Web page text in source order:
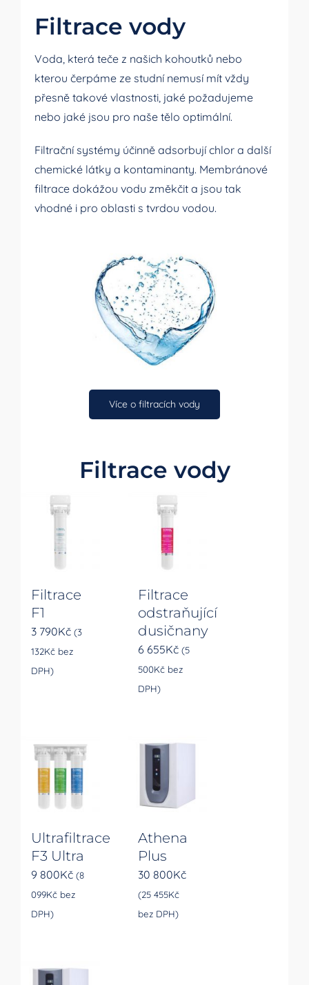
Filtrace vody
Voda, která teče z našich kohoutků nebo
kterou čerpáme ze studní nemusí mít vždy
přesně takové vlastnosti, jaké požadujeme
nebo jaké jsou pro naše tělo optimální.
Filtrační systémy účinně adsorbují chlor a další
chemické látky a kontaminanty. Membránové
filtrace dokážou vodu změkčit a jsou tak
vhodné i pro oblasti s tvrdou vodou.
Více o filtracích vody
Filtrace vody
Filtrace
F1
3 790Kč (3
132Kčbez
DPH)
Filtrace
odstraňující
dusičnany
6 655Kč (5
500Kčbez
DPH)
Ultrafiltrace
F3 Ultra
9 800Kč (8
099Kčbez
DPH)
Athena
Plus
30 800Kč
(25 455Kč
bez DPH)